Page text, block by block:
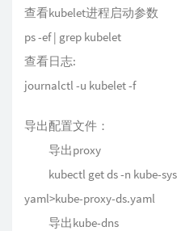
查看kubelet进程启动参数
ps -ef | grep kubelet
查看日志:
journalctl -u kubelet -f
导出配置文件：
导出proxy
kubectl get ds -n kube-
yaml>kube-proxy-ds.yaml
导出kube-dns